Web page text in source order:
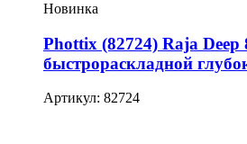
Новинка
Phottix (82724) Raja Deep
быстрораскладной
Артикул: 82724